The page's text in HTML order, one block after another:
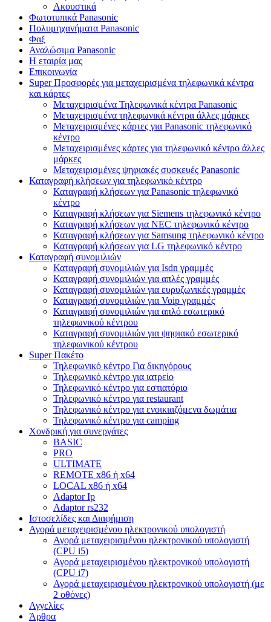
Ακουστικά
Φωτοτυπικά Panasonic
Πολυμηχανήματα Panasonic
Φαξ
Αναλώσιμα Panasonic
Η εταιρία μας
Επικοινωνία
Super Προσφορές για μεταχειρισμένα τηλεφωνικά κέντρα
και κάρτες
Μεταχειρισμένα Τηλεφωνικά κέντρα Panasonic
Μεταχειρισμένα τηλεφωνικά κέντρα άλλες μάρκες
Μεταχειρισμένες κάρτες για Panasonic τηλεφωνικό
κέντρο
Μεταχειρισμένες κάρτες για τηλεφωνικό κέντρο άλλες
μάρκες
Μεταχειρισμένες ψηφιακές συσκευές Panasonic
Καταγραφή κλήσεων για τηλεφωνικό κέντρο
Καταγραφή κλήσεων για Panasonic τηλεφωνικό
κέντρο
Καταγραφή κλήσεων για Siemens τηλεφωνικό κέντρο
Καταγραφή κλήσεων για NEC τηλεφωνικό κέντρο
Καταγραφή κλήσεων για Samsung τηλεφωνικό κέντρο
Καταγραφή κλήσεων για LG τηλεφωνικό κέντρο
Καταγραφή συνομιλιών
Καταγραφή συνομιλιών για Isdn γραμμές
Καταγραφή συνομιλιών για απλές γραμμές
Καταγραφή συνομιλιών για ευρυζωνικές γραμμές
Καταγραφή συνομιλιών για Voip γραμμές
Καταγραφή συνομιλιών για απλό εσωτερικό
τηλεφωνικού κέντρου
Καταγραφή συνομιλιών για ψηφιακό εσωτερικό
τηλεφωνικού κέντρου
Super Πακέτο
Τηλεφωνικό κέντρο Για δικηγόρους
Τηλεφωνικό κέντρο για ιατρείο
Τηλεφωνικό κέντρο για εστιατόριο
Τηλεφωνικό κέντρο για restaurant
Τηλεφωνικό κέντρο για ενοικιαζόμενα δωμάτια
Τηλεφωνικό κέντρο για camping
Χονδρική για συνεργάτες
BASIC
PRO
ULTIMATE
REMOTE x86 ή x64
LOCAL x86 ή x64
Adaptor Ip
Adaptor rs232
Ιστοσελίδες και Διαφήμιση
Αγορά μεταχειρισμένου ηλεκτρονικού υπολογιστή
Αγορά μεταχειρισμένου ηλεκτρονικού υπολογιστή
(CPU i5)
Αγορά μεταχειρισμένου ηλεκτρονικού υπολογιστή
(CPU i7)
Αγορά μεταχειρισμένου ηλεκτρονικού υπολογιστή (με
2 οθόνες)
Αγγελίες
Άρθρα